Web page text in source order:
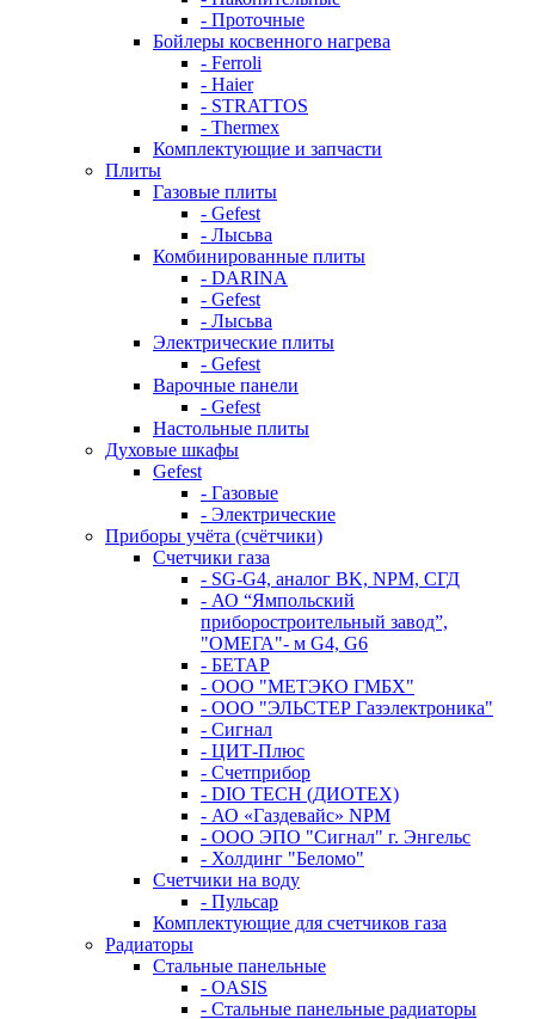
- Проточные
Бойлеры косвенного нагрева
- Ferroli
- Haier
- STRATTOS
- Thermex
Комплектующие и запчасти
Плиты
Газовые плиты
- Gefest
- Лысьва
Комбинированные плиты
- DARINA
- Gefest
- Лысьва
Электрические плиты
- Gefest
Варочные панели
- Gefest
Настольные плиты
Духовые шкафы
Gefest
- Газовые
- Электрические
Приборы учёта (счётчики)
Счетчики газа
- SG-G4, аналог BK, NPM, СГД
- АО “Ямпольский
приборостроительный завод”,
"ОМЕГА"- м G4, G6
- БЕТАР
- ООО "МЕТЭКО ГМБХ"
- ООО "ЭЛЬСТЕР Газэлектроника"
- Сигнал
- ЦИТ-Плюс
- Счетприбор
- DIO TECH (ДИОТЕХ)
- АО «Газдевайс» NPM
- ООО ЭПО "Сигнал" г. Энгельс
- Холдинг "Беломо"
Счетчики на воду
- Пульсар
Комплектующие для счетчиков газа
Радиаторы
Стальные панельные
- OASIS
- Стальные панельные радиаторы